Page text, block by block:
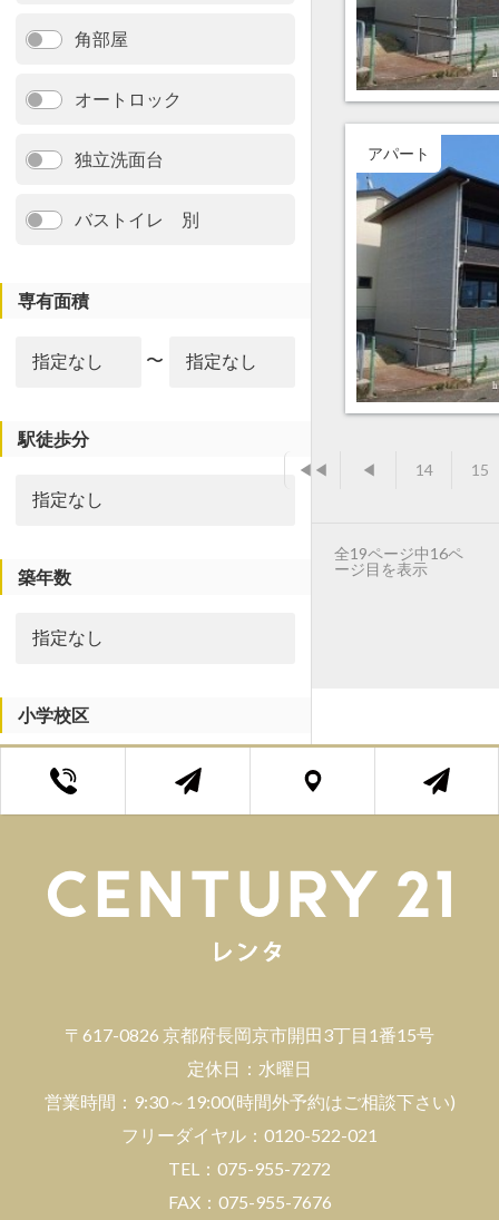
角部屋
オートロック
独立洗面台
バストイレ 別
専有面積
〜
駅徒歩分
築年数
小学校区
エリアから検索
アパート
◀◀ ◀ 14 15
全19ページ中16ペ
ージ目を表示
〒617-0826 京都府長岡京市開田3丁目1番15号
定休日：水曜日
営業時間：9:30～19:00(時間外予約はご相談下さい)
フリーダイヤル：0120-522-021
TEL：075-955-7272
FAX：075-955-7676